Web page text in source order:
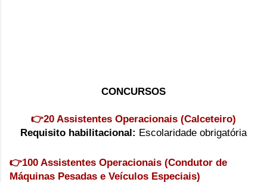
CONCURSOS
👉20 Assistentes Operacionais (Calceteiro)
Requisito habilitacional: Escolaridade obrigatória
👉100 Assistentes Operacionais (Condutor de
Máquinas Pesadas e Veículos Especiais)